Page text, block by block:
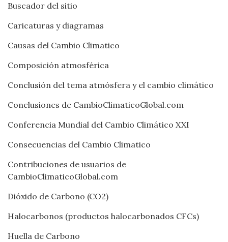
Buscador del sitio
Caricaturas y diagramas
Causas del Cambio Climatico
Composición atmosférica
Conclusión del tema atmósfera y el cambio climático
Conclusiones de CambioClimaticoGlobal.com
Conferencia Mundial del Cambio Climático XXI
Consecuencias del Cambio Climatico
Contribuciones de usuarios de
CambioClimaticoGlobal.com
Dióxido de Carbono (CO2)
Halocarbonos (productos halocarbonados CFCs)
Huella de Carbono